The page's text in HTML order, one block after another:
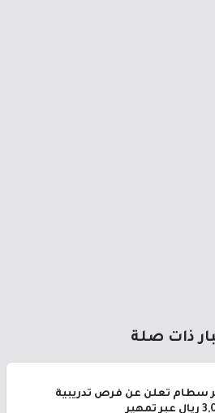
ذات صلة
سطام تعلن عن فرص تدريبية